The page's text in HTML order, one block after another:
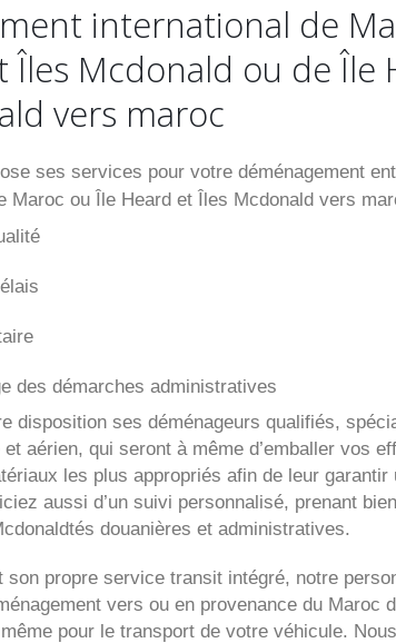
international de
Îles Mcdonald ou de Île
vers maroc
ses services pour votre déménagement
Maroc ou Île Heard et Îles Mcdonald vers
des démarches administratives
disposition ses déménageurs qualifiés,
et aérien, qui seront à même d’emballer vos
les plus appropriés afin de leur garantir
aussi d’un suivi personnalisé, prenant
douanières et administratives.
son propre service transit intégré, notre
vers ou en provenance du Maroc
pour le transport de votre véhicule.